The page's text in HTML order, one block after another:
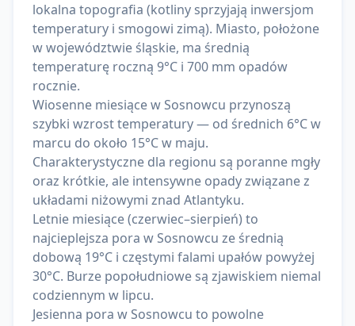
lokalna topografia (kotliny sprzyjają inwersjom
temperatury i smogowi zimą). Miasto, położone
w województwie śląskie, ma średnią
temperaturę roczną 9°C i 700 mm opadów
rocznie.
Wiosenne miesiące w Sosnowcu przynoszą
szybki wzrost temperatury — od średnich 6°C w
marcu do około 15°C w maju.
Charakterystyczne dla regionu są poranne mgły
oraz krótkie, ale intensywne opady związane z
układami niżowymi znad Atlantyku.
Letnie miesiące (czerwiec–sierpień) to
najcieplejsza pora w Sosnowcu ze średnią
dobową 19°C i częstymi falami upałów powyżej
30°C. Burze popołudniowe są zjawiskiem niemal
codziennym w lipcu.
Jesienna pora w Sosnowcu to powolne